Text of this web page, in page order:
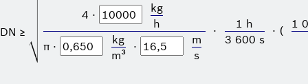
DN ≥
4 ⋅
kg
h
π ⋅
kg
m³
⋅
m
s
⋅
1 h
3 600 s
⋅ ( 1